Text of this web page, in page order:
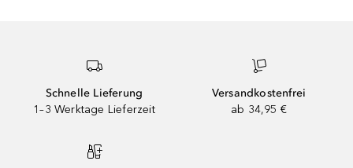
Schnelle Lieferung
1–3 Werktage Lieferzeit
Versandkostenfrei
ab 34,95 €